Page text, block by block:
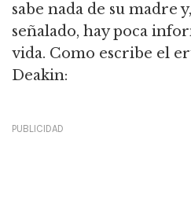
sabe nada de su madre
señalado, hay poca
vida. Como escribe el
Deakin:
PUBLICIDAD